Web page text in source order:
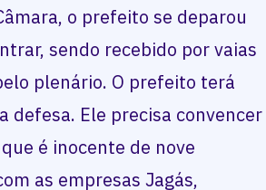
o prefeito se deparou
sendo recebido por vaias
plenário. O prefeito terá
defesa. Ele precisa convencer
é inocente de nove
as empresas Jagás,